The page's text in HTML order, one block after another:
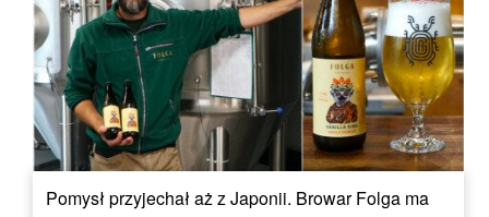
Pomysł przyjechał aż z Japonii. Browar Folga ma